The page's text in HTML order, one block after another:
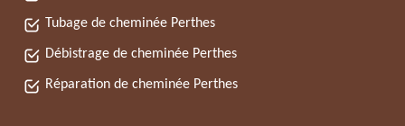
Tubage de cheminée Perthes
Débistrage de cheminée Perthes
Réparation de cheminée Perthes